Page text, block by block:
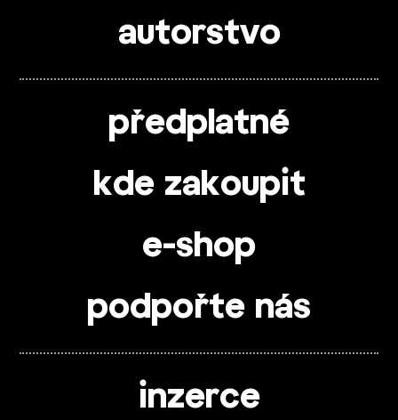
autorstvo
předplatné
kde zakoupit
e-shop
podpořte nás
inzerce